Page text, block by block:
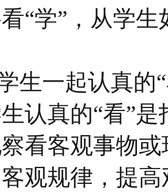
“学”，从学
生一起认真的
认真的“看”
看客观事物
观规律，提